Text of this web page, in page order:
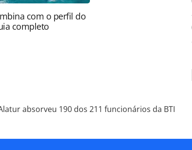
com o perfil do
completo
absorveu 190 dos 211 funcionários da BTI